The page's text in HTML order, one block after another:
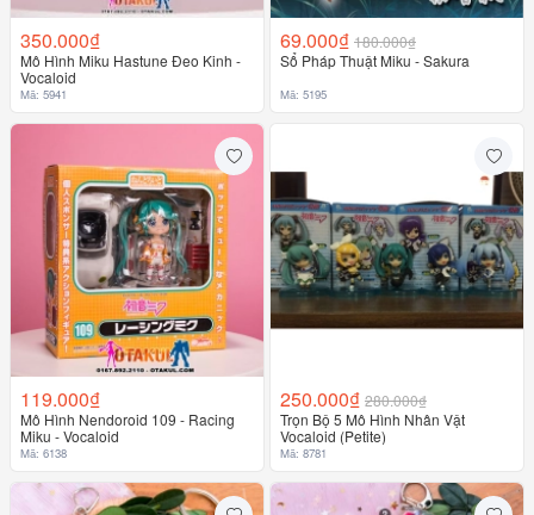
350.000₫
Mô Hình Miku Hastune Đeo Kinh -
Vocaloid
Mã: 5941
69.000₫ 180.000₫
Sổ Pháp Thuật Miku - Sakura
Mã: 5195
119.000₫
Mô Hình Nendoroid 109 - Racing
Miku - Vocaloid
Mã: 6138
250.000₫ 280.000₫
Trọn Bộ 5 Mô Hình Nhân Vật
Vocaloid (Petite)
Mã: 8781